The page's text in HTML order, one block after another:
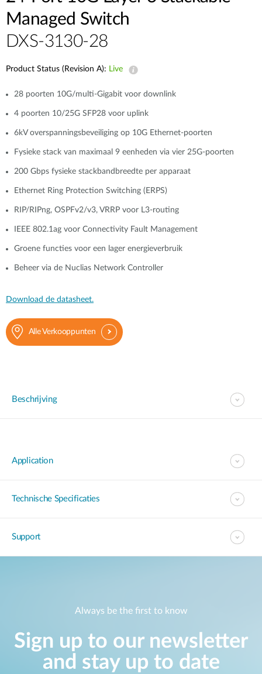
Managed Switch
DXS-3130-28
Product Status (Revision A): Live
28 poorten 10G/multi-Gigabit voor downlink
4 poorten 10/25G SFP28 voor uplink
6kV overspanningsbeveiliging op 10G Ethernet-poorten
Fysieke stack van maximaal 9 eenheden via vier 25G-poorten
200 Gbps fysieke stackbandbreedte per apparaat
Ethernet Ring Protection Switching (ERPS)
RIP/RIPng, OSPFv2/v3, VRRP voor L3-routing
IEEE 802.1ag voor Connectivity Fault Management
Groene functies voor een lager energieverbruik
Beheer via de Nuclias Network Controller
Download de datasheet.
Alle Verkooppunten
Beschrijving
Application
Technische Specificaties
Support
Always be the first to know
Sign up to our newsletter
and stay up to date